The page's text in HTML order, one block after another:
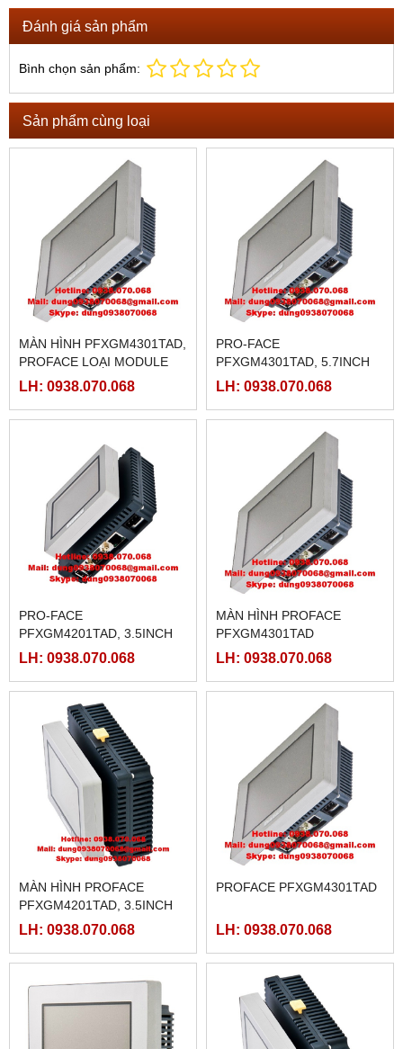
Đánh giá sản phẩm
Bình chọn sản phẩm:
Sản phẩm cùng loại
MÀN HÌNH PFXGM4301TAD,
PROFACE LOẠI MODULE
5.7INCH
LH: 0938.070.068
PRO-FACE
PFXGM4301TAD, 5.7INCH
LH: 0938.070.068
PRO-FACE
PFXGM4201TAD, 3.5INCH
LH: 0938.070.068
MÀN HÌNH PROFACE
PFXGM4301TAD
LH: 0938.070.068
MÀN HÌNH PROFACE
PFXGM4201TAD, 3.5INCH
LH: 0938.070.068
PROFACE PFXGM4301TAD
LH: 0938.070.068